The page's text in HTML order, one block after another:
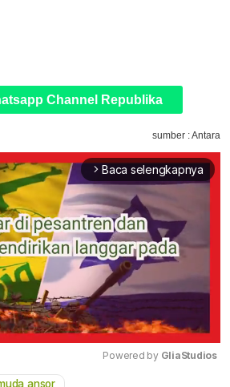
Channel Republika
sumber : Antara
arrow_forward_ios Baca selengkapnya
Powered by GliaStudios
ansor